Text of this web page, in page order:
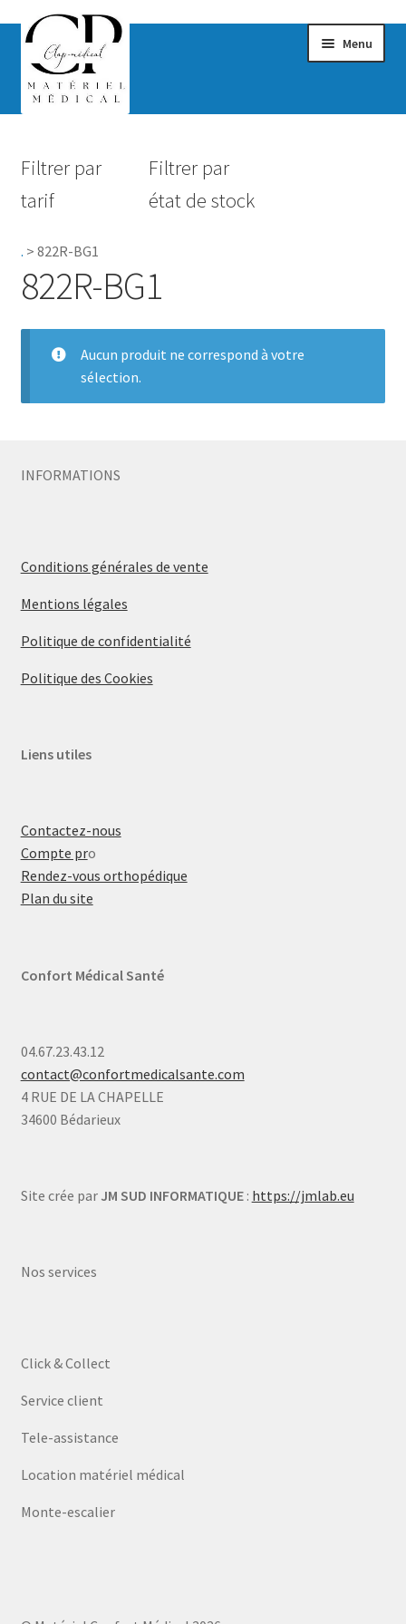
Menu
Hygiène
Accessoires Salle de bain
Pro.
Filtrer par
tarif
Filtrer par
état de stock
. > 822R-BG1
822R-BG1
Aucun produit ne correspond à votre
sélection.
INFORMATIONS
Conditions générales de vente
Mentions légales
Politique de confidentialité
Politique des Cookies
Liens utiles
Contactez-nous
Compte pro
Rendez-vous orthopédique
Plan du site
Confort Médical Santé
04.67.23.43.12
contact@confortmedicalsante.com
4 RUE DE LA CHAPELLE
34600 Bédarieux
Site crée par JM SUD INFORMATIQUE: https://jmlab.eu
Nos services
Click & Collect
Service client
Tele-assistance
Location matériel médical
Monte-escalier